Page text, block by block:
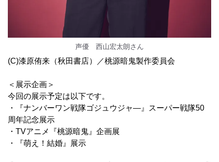
声優 西山宏太朗さん
(C)漆原侑来（秋田書店）／桃源暗鬼製作委員会
＜展示企画＞
今回の展示予定は以下です。
・『ナンバーワン戦隊ゴジュウジャ―』スーパー戦隊50
周年記念展示
・TVアニメ『桃源暗鬼』企画展
・『萌え！結婚』展示